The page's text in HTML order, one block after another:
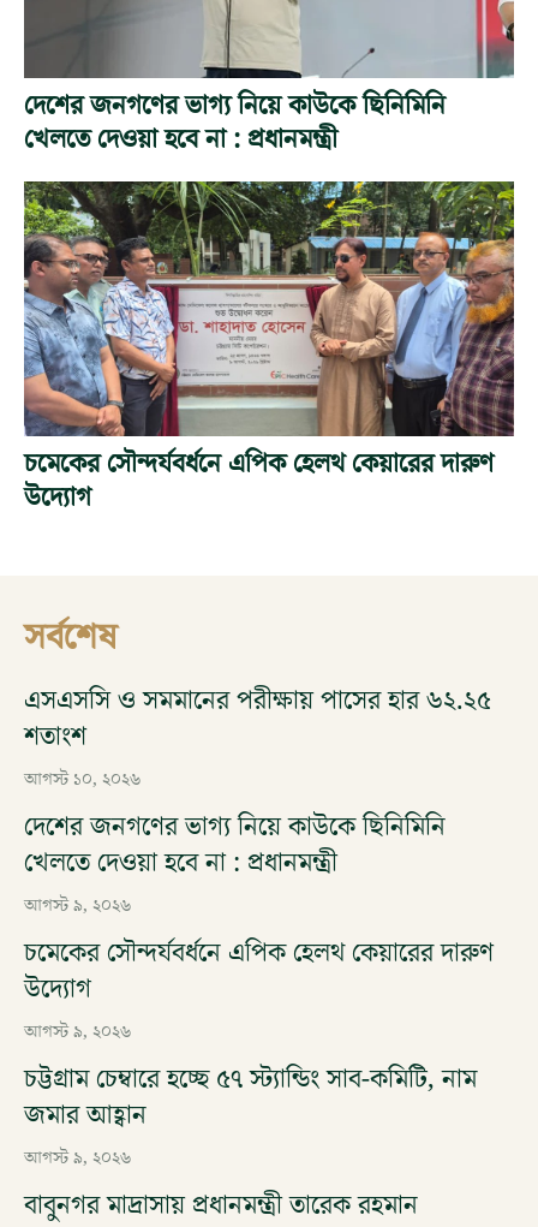
দেশের জনগণের ভাগ্য নিয়ে কাউকে ছিনিমিনি
খেলতে দেওয়া হবে না : প্রধানমন্ত্রী
চমেকের সৌন্দর্যবর্ধনে এপিক হেলথ কেয়ারের দারুণ
উদ্যোগ
সর্বশেষ
এসএসসি ও সমমানের পরীক্ষায় পাসের হার ৬২.২৫
শতাংশ
আগস্ট ১০, ২০২৬
দেশের জনগণের ভাগ্য নিয়ে কাউকে ছিনিমিনি
খেলতে দেওয়া হবে না : প্রধানমন্ত্রী
আগস্ট ৯, ২০২৬
চমেকের সৌন্দর্যবর্ধনে এপিক হেলথ কেয়ারের দারুণ
উদ্যোগ
আগস্ট ৯, ২০২৬
চট্টগ্রাম চেম্বারে হচ্ছে ৫৭ স্ট্যান্ডিং সাব-কমিটি, নাম
জমার আহ্বান
আগস্ট ৯, ২০২৬
বাবুনগর মাদ্রাসায় প্রধানমন্ত্রী তারেক রহমান